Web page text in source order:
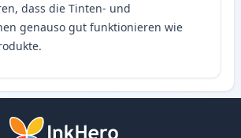
dass die Tinten- und
genauso gut funktionieren wie